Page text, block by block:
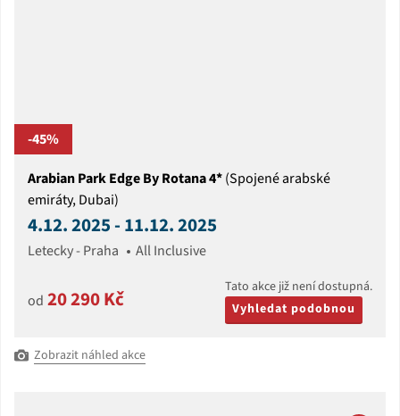
-45%
Arabian Park Edge By Rotana 4*(Spojené arabské
emiráty, Dubai)
4.12. 2025 - 11.12. 2025
Letecky - Praha All Inclusive
od 20 290 Kč
Tato akce již není dostupná.
Vyhledat podobnou
Zobrazit náhled akce